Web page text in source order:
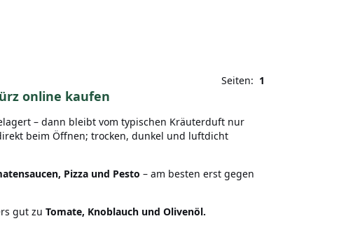
Seiten: 1
online kaufen
– dann bleibt vom typischen Kräuterduft nur
beim Öffnen; trocken, dunkel und luftdicht
Pizza und Pesto – am besten erst gegen
gut zu Tomate, Knoblauch und Olivenöl.